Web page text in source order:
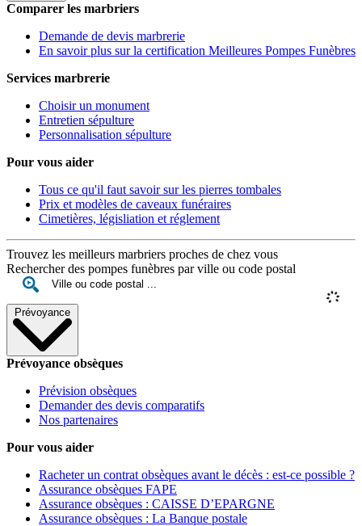
Comparer les marbriers
Demande de devis marbrerie
En savoir plus sur la certification Meilleures Pompes Funèbres
Services marbrerie
Choisir un monument
Entretien sépulture
Personnalisation sépulture
Pour vous aider
Tous ce qu'il faut savoir sur les pierres tombales
Prix et modèles de caveaux funéraires
Cimetières, législiation et réglement
Trouvez les meilleurs marbriers proches de chez vous
Rechercher des pompes funèbres par ville ou code postal
Prévoyance
Prévoyance obsèques
Prévision obsèques
Demander des devis comparatifs
Nos partenaires
Pour vous aider
Racheter un contrat obsèques avant le décès : est-ce possible ?
Assurance obsèques FAPE
Assurance obsèques : CAISSE D’EPARGNE
Assurance obsèques : La Banque postale